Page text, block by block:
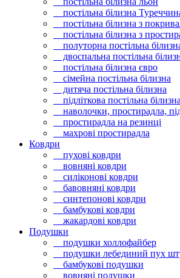
постільна білизна
постільна білизна з
постільна білизна з
полуторна постільна
двоспальна постільна
постільна білизна євро
сімейна постільна білизна
дитяча постільна білизна
підліткова постільна білизна
наволочки, простирадла,
простирадла на резинці
махрові простирадла
Ковдри
пухові ковдри
вовняні ковдри
силіконові ковдри
бавовняні ковдри
синтепонові ковдри
бамбукові ковдри
жакардові ковдри
Подушки
подушки холлофайбер
подушки лебединий пух
бамбукові подушки
вовняні подушки